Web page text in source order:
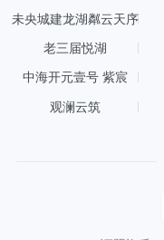
未央城建龙湖粼云天序
老三届悦湖
中海开元壹号 紫宸
观澜云筑